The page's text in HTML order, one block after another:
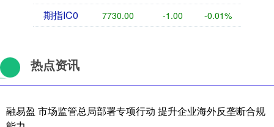
期指IC0 7730.00 -1.00 -0.01%
热点资讯
融易盈 市场监管总局部署专项行动 提升企业海外反垄断合规